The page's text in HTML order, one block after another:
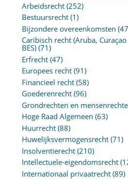
Arbeidsrecht(252)
Bestuursrecht(1)
Bijzondere overeenkomsten
Caribisch recht (Aruba,
BES)(71)
Erfrecht(47)
Europees recht(91)
Financieel recht(58)
Goederenrecht(96)
Grondrechten en
Hoge Raad Algemeen (63)
Huurrecht(88)
Huwelijksvermogensrecht(71)
Insolventierecht(210)
Intellectuele-eigendomsrecht
Internationaal privaatrecht(89)